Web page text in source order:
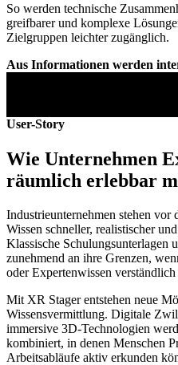
So werden technische
greifbarer und komplexe
Zielgruppen leichter zugänglich.
Aus Informationen werden
User-Story
Wie Unternehmen
räumlich erlebbar
Industrieunternehmen stehen vor
Wissen schneller, realistischer
Klassische Schulungsunterlagen
zunehmend an ihre Grenzen,
oder Expertenwissen
Mit XR Stager entstehen neue
Wissensvermittlung. Digitale
immersive 3D-Technologien
kombiniert, in denen Menschen
Arbeitsabläufe aktiv erkunden